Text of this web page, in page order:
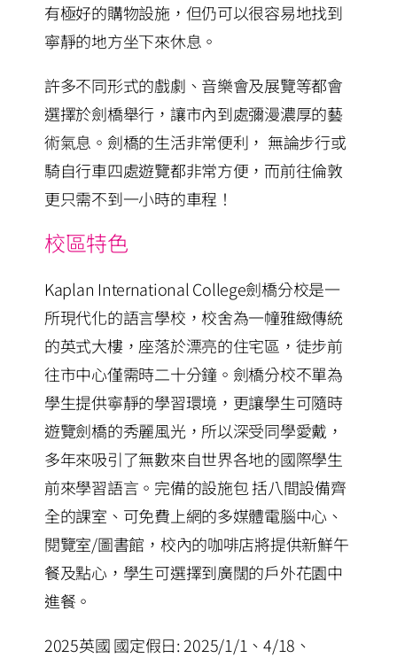
有極好的購物設施，但仍可以很容易地找到
寧靜的地方坐下來休息。
許多不同形式的戲劇、音樂會及展覽等都會
選擇於劍橋舉行，讓市內到處彌漫濃厚的藝
術氣息。劍橋的生活非常便利， 無論步行或
騎自行車四處遊覽都非常方便，而前往倫敦
更只需不到一小時的車程！
校區特色
Kaplan International College劍橋分校是一
所現代化的語言學校，校舍為一幢雅緻傳統
的英式大樓，座落於漂亮的住宅區，徒步前
往市中心僅需時二十分鐘。劍橋分校不單為
學生提供寧靜的學習環境，更讓學生可隨時
遊覽劍橋的秀麗風光，所以深受同學愛戴，
多年來吸引了無數來自世界各地的國際學生
前來學習語言。完備的設施包 括八間設備齊
全的課室、可免費上網的多媒體電腦中心、
閱覽室/圖書館，校內的咖啡店將提供新鮮午
餐及點心，學生可選擇到廣闊的戶外花園中
進餐。
2025英國 國定假日: 2025/1/1、4/18、